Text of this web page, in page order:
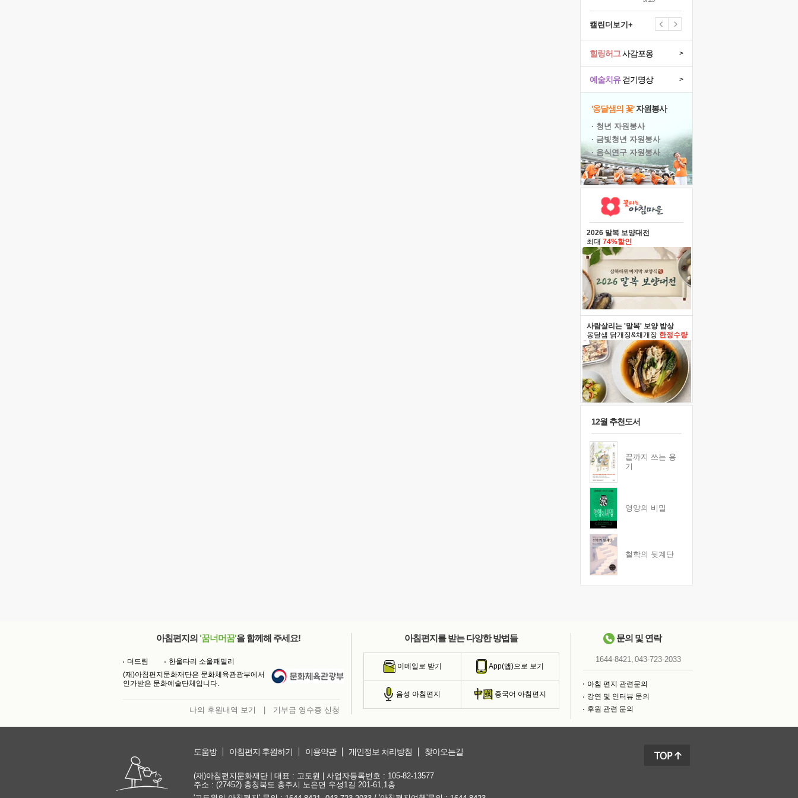
캘린더보기+
예술치유걷기명상 >
힐링허그사감포옹 >
'옹달샘의 꽃'자원봉사
· 청년 자원봉사
· 금빛청년 자원봉사
· 음식연구 자원봉사
2026 말복 보양대전
최대 74%할인
사람살리는 '말복' 보양 밥상
옹달샘 닭개장&채개장 한정수량
12월 추천도서
끝까지 쓰는 용
기
영양의 비밀
철학의 뒷계단
아침편지의 '꿈너머꿈'을 함께해 주세요!
더드림
한울타리 소울패밀리
(재)아침편지문화재단은 문화체육관광부에서
인가받은 문화예술단체입니다.
나의 후원내역 보기 기부금 영수증 신청
아침편지를 받는 다양한 방법들
이메일로 받기 App(앱)으로 보기
음성 아침편지 중국어 아침편지
문의 및 연락
1644-8421, 043-723-2033
아침 편지 관련문의
강연 및 인터뷰 문의
후원 관련 문의
도움방 아침편지 후원하기 이용약관 개인정보 처리방침 찾아오는길
(재)아침편지문화재단 | 대표 : 고도원 | 사업자등록번호 : 105-82-13577
주소 : (27452) 충청북도 충주시 노은면 우성1길 201-61,1층